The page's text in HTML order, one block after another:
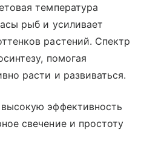
температура
рыб и усиливает
растений. Спектр
помогая
расти и развиваться.
эффективность
свечение и простоту